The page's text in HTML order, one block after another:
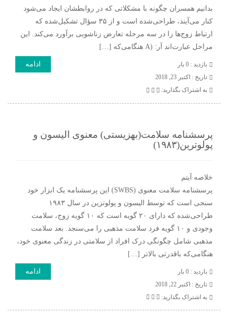
بدانیم همسران چگونه با مشکلاتی که در روابطشان ایجاد می‌شود
کنار می‌آیند، طراحی‌شده است و از ۳۵ سؤال تشکیل‌شده که
ارتباط زوج‌ها را در سه مرحله تعارض زناشویی برآورد می‌کند. این
مراحل عبارت‌اند آر: (A هنگامی‌که […]
بازدید : 0 بار
تاريخ : اکتبر 23, 2018
به اشتراک بگذارید:
ادامه
پرسشنامه سلامت(بهزیستی) معنوی الیسون و
پولوترین(۱۹۸۳)
خلاصه آیتم
پرسشنامه سلامت معنوی (SWBS) این پرسشنامه یک ابزار خود
سنجی است که توسط الیسون و پولوتزین در سال ۱۹۸۳
طراحی‌شده که دارای ۲۰ گویه است که ۱۰ گویه زوج، سلامت
وجودی و ۱۰ گویه فرد سلامت مذهبی را می‌سنجد. بعد سلامت
مذهبی شامل چگونگی درک افراد از سلامتی در زندگی معنوی خود،
هنگامی‌که باقدرتی بالاتر […]
بازدید : 0 بار
تاريخ : اکتبر 22, 2018
به اشتراک بگذارید:
ادامه